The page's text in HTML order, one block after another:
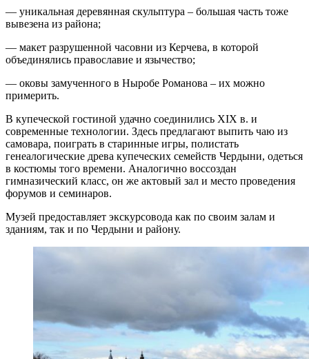
— уникальная деревянная скульптура – большая часть тоже
вывезена из района;
— макет разрушенной часовни из Керчева, в которой
объединялись православие и язычество;
— оковы замученного в Ныробе Романова – их можно
примерить.
В купеческой гостиной удачно соединились XIX в. и
современные технологии. Здесь предлагают выпить чаю из
самовара, поиграть в старинные игры, полистать
генеалогические древа купеческих семейств Чердыни, одеться
в костюмы того времени. Аналогично воссоздан
гимназический класс, он же актовый зал и место проведения
форумов и семинаров.
Музей предоставляет экскурсовода как по своим залам и
зданиям, так и по Чердыни и району.